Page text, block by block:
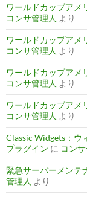
ワールドカップアメ
コンサ管理人 より
ワールドカップアメ
コンサ管理人 より
ワールドカップアメ
コンサ管理人 より
ワールドカップアメ
コンサ管理人 より
Classic Widgets：ウ
プラグイン に コン
緊急サーバーメンテ
管理人 より